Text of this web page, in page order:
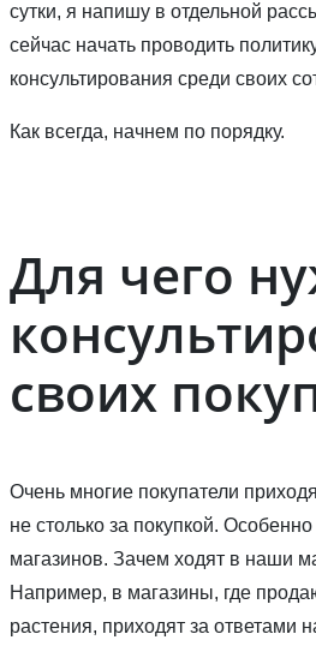
сутки, я напишу в отдельной
сейчас начать проводить
консультирования среди своих
Как всегда, начнем по порядку.
Для чего
своих
Очень многие покупатели
не столько за покупкой.
магазинов. Зачем ходят в наши
Например, в магазины, где
растения, приходят за ответами